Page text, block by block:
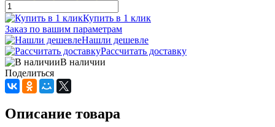
Купить в 1 клик
Заказ по вашим параметрам
Нашли дешевле
Рассчитать доставку
В наличии
Поделиться
Описание товара